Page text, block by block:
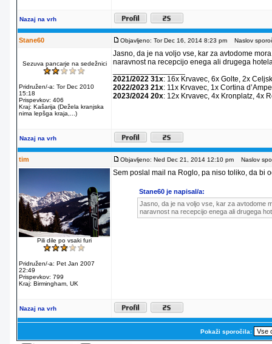
Nazaj na vrh
Stane60 Objavljeno: Tor Dec 16, 2014 8:23 pm Naslov
Sezuva pancarje na sedežnici
Pridružen/-a: Tor Dec 2010
15:18
Prispevkov: 406
Kraj: Kašarija (Dežela kranjska
nima lepšga kraja,...)
Jasno, da je na voljo vse, kar za avtodome
naravnost na recepcijo enega ali drugega
2021/2022 31x: 16x Krvavec, 6x Golte, 2x
2022/2023 21x: 11x Krvavec, 1x Cortina
2023/2024 20x: 12x Krvavec, 4x Kronplatz, 4x
Nazaj na vrh
tim Objavljeno: Ned Dec 21, 2014 12:10 pm Naslov
Pili dile po vsaki furi
Pridružen/-a: Pet Jan 2007
22:49
Prispevkov: 799
Kraj: Birmingham, UK
Sem poslal mail na Roglo, pa niso toliko, da bi
Stane60 je napisal/a:
Jasno, da je na voljo vse, kar za avtodome
naravnost na recepcijo enega ali drugega
Nazaj na vrh
Pokaži sporočila: